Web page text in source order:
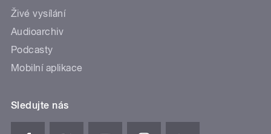
Živé vysílání
Audioarchiv
Podcasty
Mobilní aplikace
Sledujte nás